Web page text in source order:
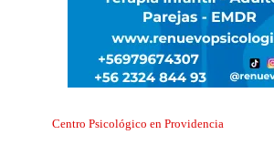
Centro Psicológico en Providencia